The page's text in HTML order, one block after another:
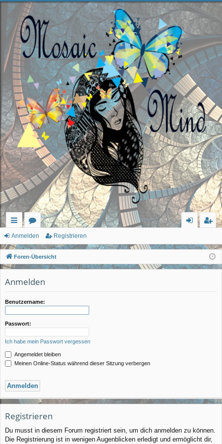
ch
ne
llz
ug
f
or
en
m
el
ist
rie
Anmelden Registrieren
Foren-Übersicht
Anmelden
Benutzername:
Passwort:
Ich habe mein Passwort vergessen
Angemeldet bleiben
Meinen Online-Status während dieser Sitzung verbergen
Registrieren
Du musst in diesem Forum registriert sein, um dich anmelden zu können.
Die Registrierung ist in wenigen Augenblicken erledigt und ermöglicht dir,